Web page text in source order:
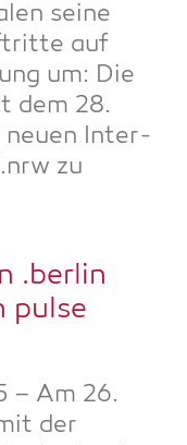
sei­ne
auf
um: Die
dem 28.
neu­en Inter­
zu
.ber­lin
pul­se
– Am 26.
der